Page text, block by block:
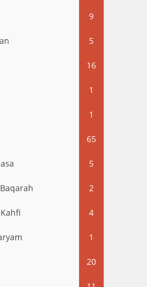
9
5
16
1
1
65
5
2
4
1
20